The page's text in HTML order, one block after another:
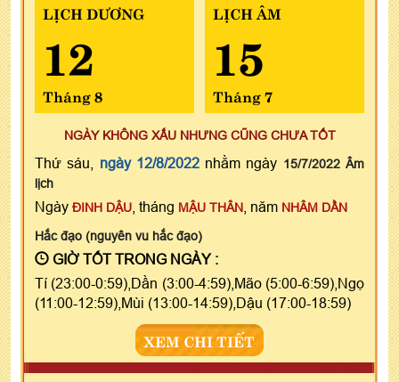
LỊCH DƯƠNG
12
Tháng 8
LỊCH ÂM
15
Tháng 7
NGÀY KHÔNG XẤU NHƯNG CŨNG CHƯA TỐT
Thứ sáu, ngày 12/8/2022nhằm ngày 15/7/2022 Âm
lịch
Ngày ĐINH DẬU , tháng MẬU THÂN , năm NHÂM DẦN
Hắc đạo (nguyên vu hắc đạo)
GIỜ TỐT TRONG NGÀY :
Tí (23:00-0:59),Dần (3:00-4:59),Mão (5:00-6:59),Ngọ
(11:00-12:59),Mùi (13:00-14:59),Dậu (17:00-18:59)
XEM CHI TIẾT